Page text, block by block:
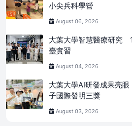
小尖兵科學營
August 06, 2026
大葉大學智慧醫療研究
臺實習
August 04, 2026
大葉大學AI研發成果亮
子國際發明三獎
August 03, 2026